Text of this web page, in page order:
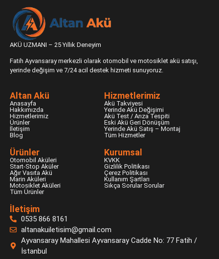
AKÜ UZMANI – 25 Yıllık Deneyim
Fatih Ayvansaray merkezli olarak otomobil ve motosiklet akü satışı,
yerinde değişim ve 7/24 acil destek hizmeti sunuyoruz.
Altan Akü
Anasayfa
Hakkımızda
Hizmetlerimiz
Ürünler
İletişim
Blog
Hizmetlerimiz
Akü Takviyesi
Yerinde Akü Değişimi
Akü Test / Arıza Tespiti
Eski Akü Geri Dönüşüm
Yerinde Akü Satış – Montaj
Tüm Hizmetler
Ürünler
Otomobil Aküleri
Start-Stop Aküler
Ağır Vasıta Akü
Marin Aküleri
Motosiklet Aküleri
Tüm Ürünler
Kurumsal
KVKK
Gizlilik Politikası
Çerez Politikası
Kullanım Şartları
Sıkça Sorular Sorular
İletişim
0535 866 8161
altanakuiletisim@gmail.com
Ayvansaray Mahallesi Ayvansaray Cadde No: 77 Fatih /
İstanbul